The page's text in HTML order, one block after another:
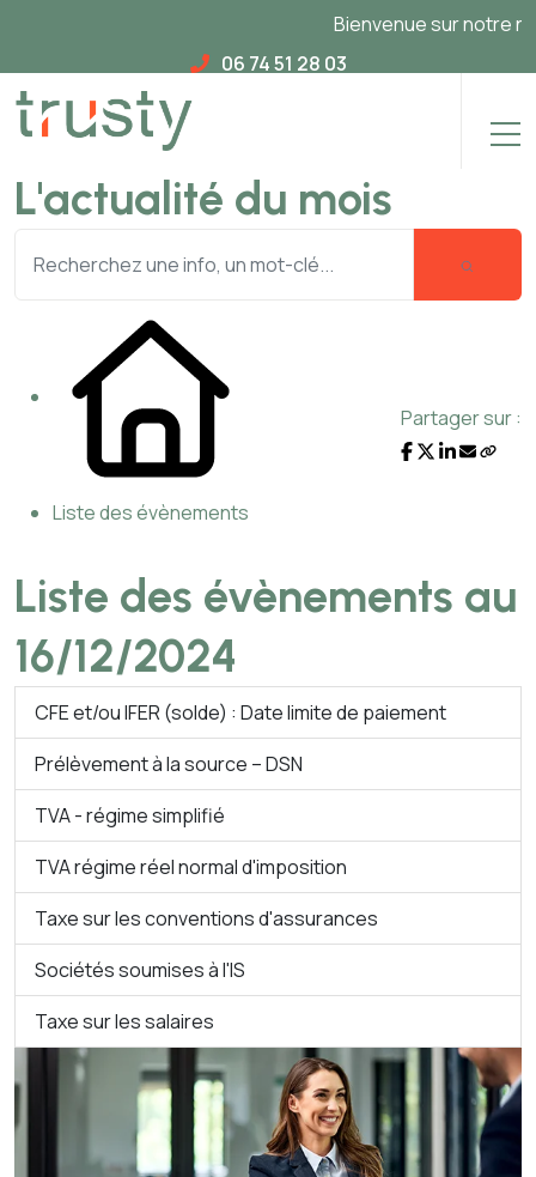
Bienvenue sur notre
06 74 51 28 03
L'actualité du mois
Liste des évènements
Partager sur :
Liste des évènements au
16/12/2024
CFE et/ou IFER (solde) : Date limite de paiement
Prélèvement à la source – DSN
TVA - régime simplifié
TVA régime réel normal d'imposition
Taxe sur les conventions d'assurances
Sociétés soumises à l'IS
Taxe sur les salaires